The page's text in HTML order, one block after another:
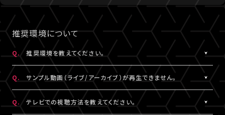
推奨環境について
Q. 推奨環境を教えてください。
A. こちらより推奨環境をご確認ください。
Q. サンプル動画（ライブ/アーカイブ）が再生できません。
A. 推奨環境 をご確認ください。推奨環境でも再生できない場合はこち
らにお問い合わせください。
Q. テレビでの視聴方法を教えてください。